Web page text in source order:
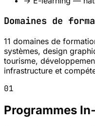
Domaines de
11 domaines de
systèmes, design
tourisme,
infrastructure et
01
Programmes